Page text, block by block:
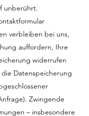
unberührt.
verbleiben bei uns,
auffordern, Ihre
widerrufen
Datenspeicherung
Zwingende
– insbesondere